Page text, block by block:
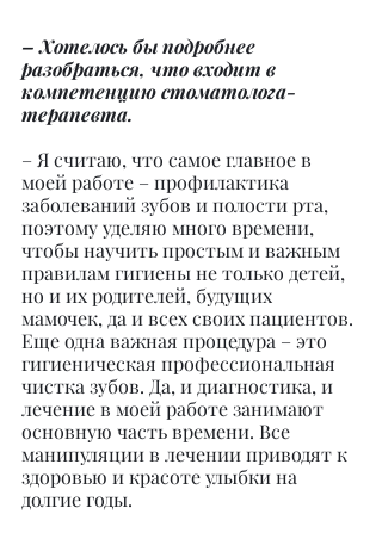
– Хотелось бы подробнее
разобраться, что входит в
компетенцию стоматолога-
терапевта.
– Я считаю, что самое главное в
моей работе – профилактика
заболеваний зубов и полости рта,
поэтому уделяю много времени,
чтобы научить простым и важным
правилам гигиены не только детей,
но и их родителей, будущих
мамочек, да и всех своих пациентов.
Еще одна важная процедура – это
гигиеническая профессиональная
чистка зубов. Да, и диагностика, и
лечение в моей работе занимают
основную часть времени. Все
манипуляции в лечении приводят к
здоровью и красоте улыбки на
долгие годы.